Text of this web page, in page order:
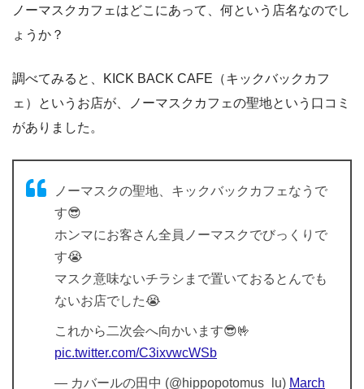
ノーマスクカフェはどこにあって、何という店名なのでし
ょうか？
調べてみると、KICK BACK CAFE（キックバックカフ
ェ）というお店が、ノーマスクカフェの聖地という口コミ
がありました。
ノーマスクの聖地、キックバックカフェなうで
す😎
ホンマにお客さん全員ノーマスクでびっくりで
す😭
マスク意味ないチラシまで置いておるとんでも
ないお店でした😭
これから二次会へ向かいます😎🤟
pic.twitter.com/C3ixvwcWSb
— カバールの田中 (@hippopotomus_lu) March